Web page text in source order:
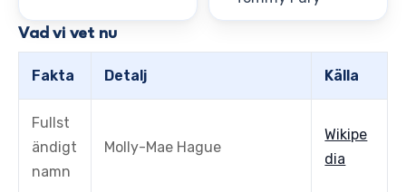
Vad vi vet nu
Fakta Detalj Källa
Fullst
ändigt
namn
Molly-Mae Hague
Wikipe
dia